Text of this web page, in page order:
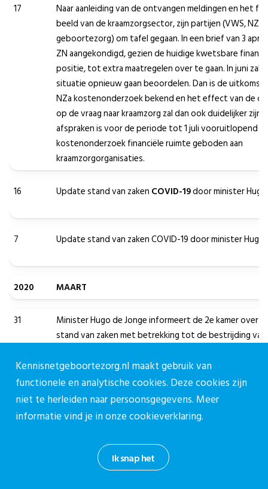
17
Naar aanleiding van de ontvangen meldingen en het
beeld van de kraamzorgsector, zijn partijen (VWS, NZa,
geboortezorg) om tafel gegaan. In een brief van 3 april
ZN aangekondigd, gezien de huidige kwetsbare
positie, tot extra maatregelen over te gaan. In juni zal
situatie opnieuw gaan beoordelen. Dan is de uitkomst
NZa kostenonderzoek bekend en het effect van de
op de vraag naar kraamzorg zal dan ook duidelijker
afspraken is voor de periode tot 1 juli vooruitlopend
kostenonderzoek financiële ruimte geboden aan
kraamzorgorganisaties.
16 Update stand van zaken COVID-19door minister Hugo
7 Update stand van zaken COVID-19 door minister Hugo
2020 MAART
31
Minister Hugo de Jonge informeert de 2e kamer over
stand van zaken met betrekking tot de bestrijding van
Ik snap het
Kennisnetgeboortezorg.nl maakt gebruik van
functionele en analytische cookies. Deze cookies zijn
niet te herleiden naar persoonsgegevens. Meer
informatie vind je in onzecookieverklaring.